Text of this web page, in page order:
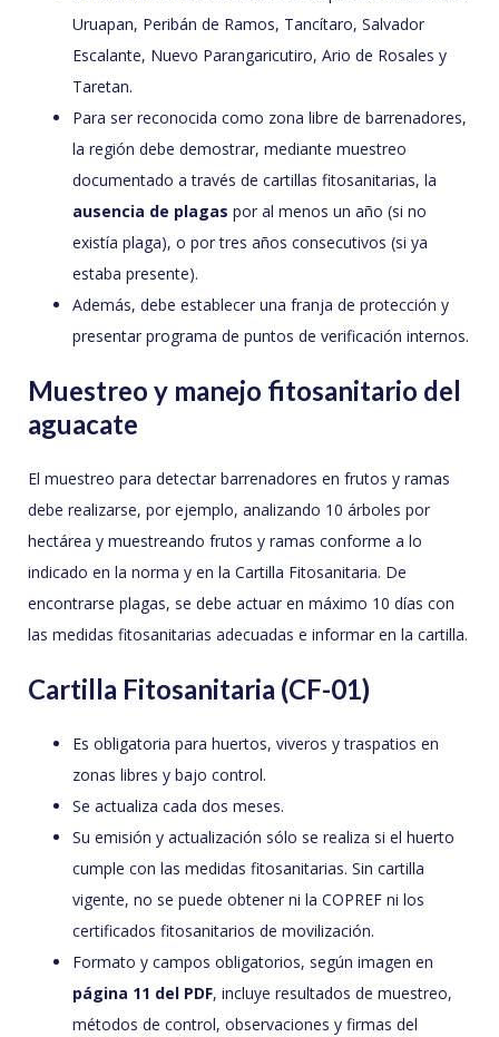
Uruapan, Peribán de Ramos, Tancítaro, Salvador
Escalante, Nuevo Parangaricutiro, Ario de Rosales y
Taretan.
Para ser reconocida como zona libre de barrenadores,
la región debe demostrar, mediante muestreo
documentado a través de cartillas fitosanitarias, la
ausencia de plagas por al menos un año (si no
existía plaga), o por tres años consecutivos (si ya
estaba presente).
Además, debe establecer una franja de protección y
presentar programa de puntos de verificación internos.
Muestreo y manejo fitosanitario del
aguacate
El muestreo para detectar barrenadores en frutos y ramas
debe realizarse, por ejemplo, analizando 10 árboles por
hectárea y muestreando frutos y ramas conforme a lo
indicado en la norma y en la Cartilla Fitosanitaria. De
encontrarse plagas, se debe actuar en máximo 10 días con
las medidas fitosanitarias adecuadas e informar en la cartilla.
Cartilla Fitosanitaria (CF-01)
Es obligatoria para huertos, viveros y traspatios en
zonas libres y bajo control.
Se actualiza cada dos meses.
Su emisión y actualización sólo se realiza si el huerto
cumple con las medidas fitosanitarias. Sin cartilla
vigente, no se puede obtener ni la COPREF ni los
certificados fitosanitarios de movilización.
Formato y campos obligatorios, según imagen en
página 11 del PDF, incluye resultados de muestreo,
métodos de control, observaciones y firmas del